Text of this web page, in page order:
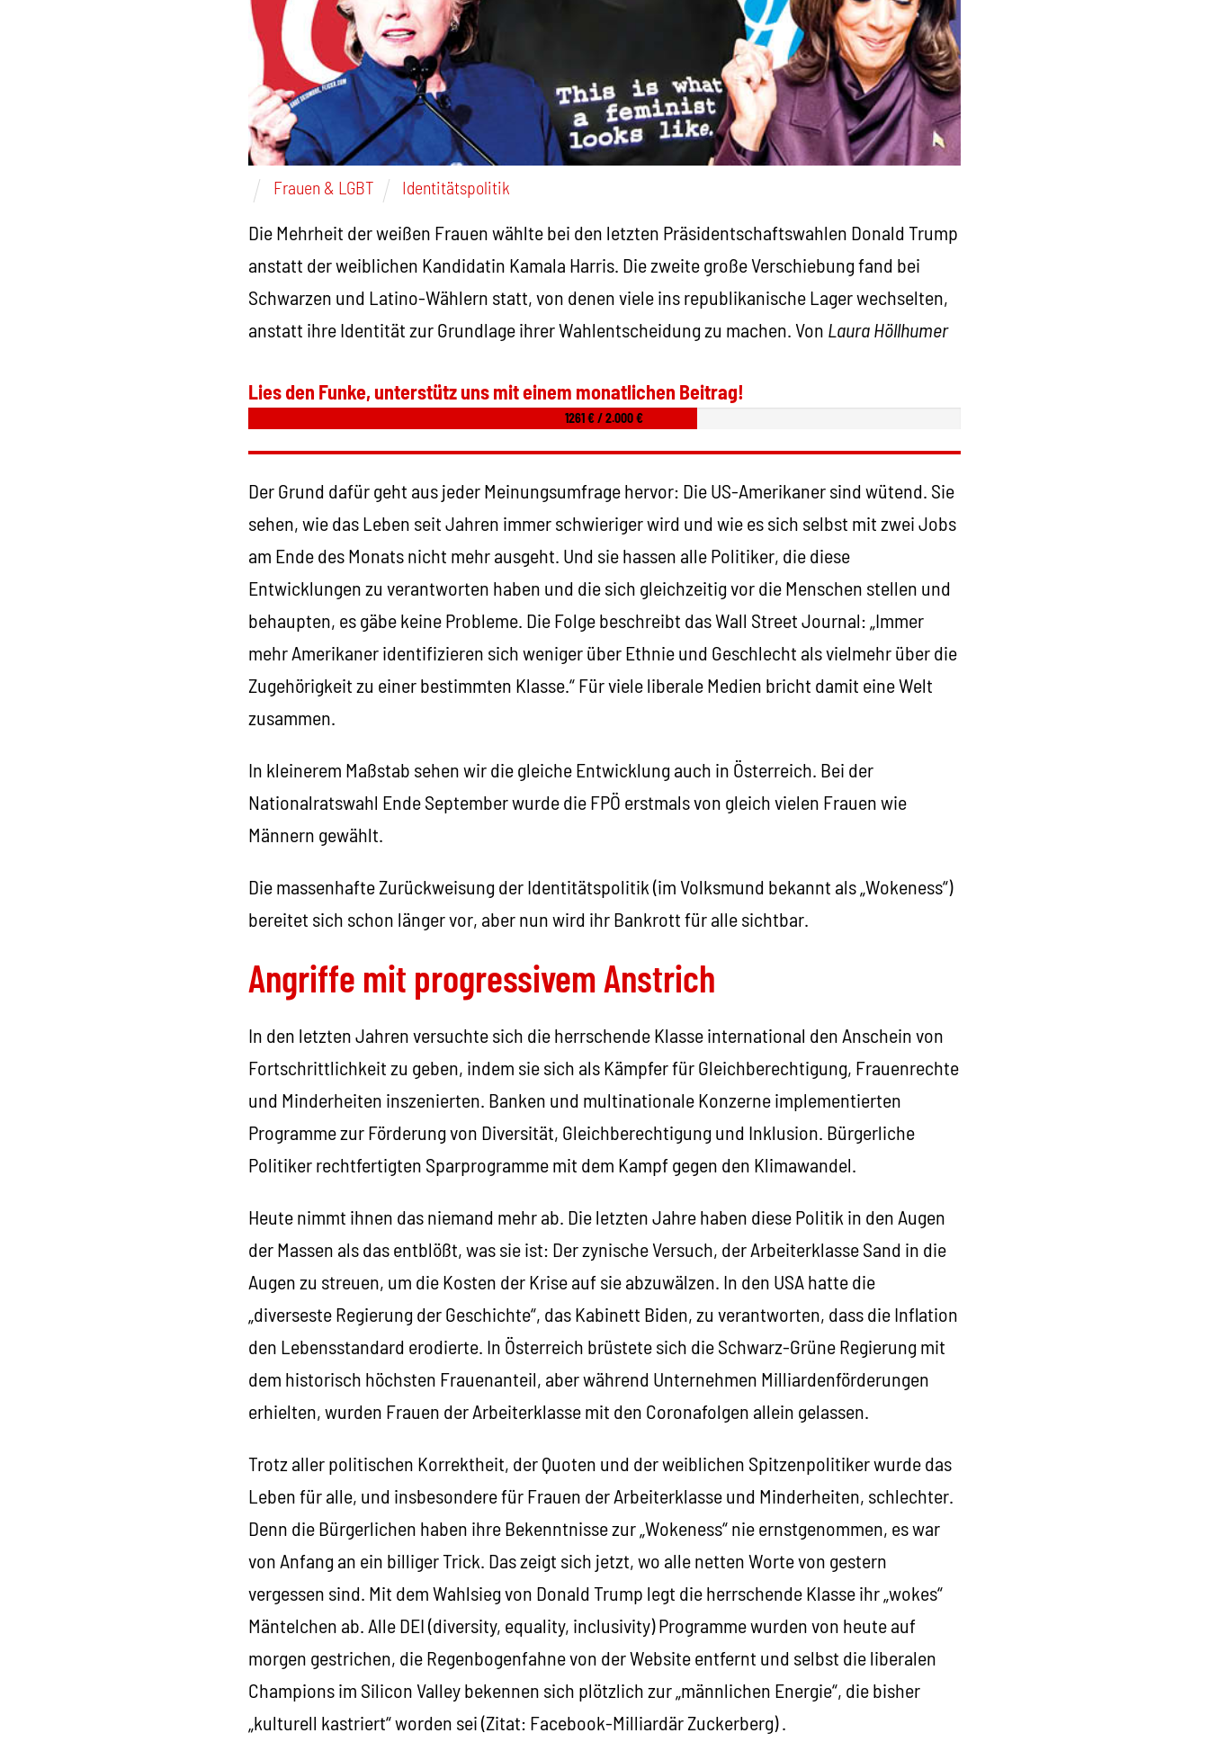
Frauen & LGBT Identitätspolitik
Die Mehrheit der weißen Frauen wählte bei den letzten Präsidentschaftswahlen Donald Trump
anstatt der weiblichen Kandidatin Kamala Harris. Die zweite große Verschiebung fand bei
Schwarzen und Latino-Wählern statt, von denen viele ins republikanische Lager wechselten,
anstatt ihre Identität zur Grundlage ihrer Wahlentscheidung zu machen. Von Laura Höllhumer
Lies den Funke, unterstütz uns mit einem monatlichen Beitrag!
1261 € / 2.000 €
Der Grund dafür geht aus jeder Meinungsumfrage hervor: Die US-Amerikaner sind wütend. Sie
sehen, wie das Leben seit Jahren immer schwieriger wird und wie es sich selbst mit zwei Jobs
am Ende des Monats nicht mehr ausgeht. Und sie hassen alle Politiker, die diese
Entwicklungen zu verantworten haben und die sich gleichzeitig vor die Menschen stellen und
behaupten, es gäbe keine Probleme. Die Folge beschreibt das Wall Street Journal: „Immer
mehr Amerikaner identifizieren sich weniger über Ethnie und Geschlecht als vielmehr über die
Zugehörigkeit zu einer bestimmten Klasse.“ Für viele liberale Medien bricht damit eine Welt
zusammen.
In kleinerem Maßstab sehen wir die gleiche Entwicklung auch in Österreich. Bei der
Nationalratswahl Ende September wurde die FPÖ erstmals von gleich vielen Frauen wie
Männern gewählt.
Die massenhafte Zurückweisung der Identitätspolitik (im Volksmund bekannt als „Wokeness“)
bereitet sich schon länger vor, aber nun wird ihr Bankrott für alle sichtbar.
Angriffe mit progressivem Anstrich
In den letzten Jahren versuchte sich die herrschende Klasse international den Anschein von
Fortschrittlichkeit zu geben, indem sie sich als Kämpfer für Gleichberechtigung, Frauenrechte
und Minderheiten inszenierten. Banken und multinationale Konzerne implementierten
Programme zur Förderung von Diversität, Gleichberechtigung und Inklusion. Bürgerliche
Politiker rechtfertigten Sparprogramme mit dem Kampf gegen den Klimawandel.
Heute nimmt ihnen das niemand mehr ab. Die letzten Jahre haben diese Politik in den Augen
der Massen als das entblößt, was sie ist: Der zynische Versuch, der Arbeiterklasse Sand in die
Augen zu streuen, um die Kosten der Krise auf sie abzuwälzen. In den USA hatte die
„diverseste Regierung der Geschichte“, das Kabinett Biden, zu verantworten, dass die Inflation
den Lebensstandard erodierte. In Österreich brüstete sich die Schwarz-Grüne Regierung mit
dem historisch höchsten Frauenanteil, aber während Unternehmen Milliardenförderungen
erhielten, wurden Frauen der Arbeiterklasse mit den Coronafolgen allein gelassen.
Trotz aller politischen Korrektheit, der Quoten und der weiblichen Spitzenpolitiker wurde das
Leben für alle, und insbesondere für Frauen der Arbeiterklasse und Minderheiten, schlechter.
Denn die Bürgerlichen haben ihre Bekenntnisse zur „Wokeness“ nie ernstgenommen, es war
von Anfang an ein billiger Trick. Das zeigt sich jetzt, wo alle netten Worte von gestern
vergessen sind. Mit dem Wahlsieg von Donald Trump legt die herrschende Klasse ihr „wokes“
Mäntelchen ab. Alle DEI (diversity, equality, inclusivity) Programme wurden von heute auf
morgen gestrichen, die Regenbogenfahne von der Website entfernt und selbst die liberalen
Champions im Silicon Valley bekennen sich plötzlich zur „männlichen Energie“, die bisher
„kulturell kastriert“ worden sei (Zitat: Facebook-Milliardär Zuckerberg) .